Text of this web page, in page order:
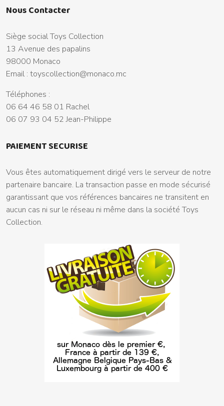
Nous Contacter
Siège social Toys Collection
13 Avenue des papalins
98000 Monaco
Email : toyscollection@monaco.mc
Téléphones :
06 64 46 58 01 Rachel
06 07 93 04 52 Jean-Philippe
PAIEMENT SECURISE
Vous êtes automatiquement dirigé vers le serveur de notre
partenaire bancaire. La transaction passe en mode sécurisé
garantissant que vos références bancaires ne transitent en
aucun cas ni sur le réseau ni même dans la société Toys
Collection.